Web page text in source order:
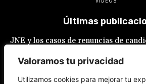
Valoramos tu privacidad
Utilizamos cookies para mejorar tu
Últimas
JNE y los casos de renuncias de
Constitución está por encima del